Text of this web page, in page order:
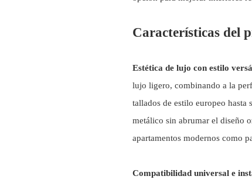
Características del
Estética de lujo con estilo
lujo ligero, combinando a la
tallados de estilo europeo
metálico sin abrumar el diseño
apartamentos modernos como
Compatibilidad universal e